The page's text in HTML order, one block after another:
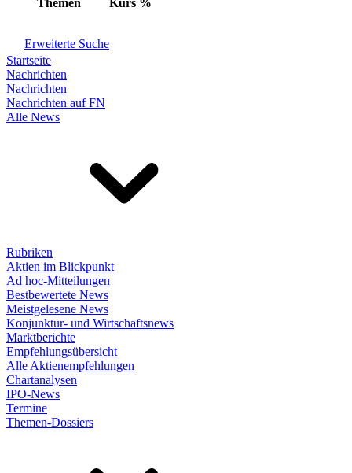
Themen Kurs %
Erweiterte Suche
Startseite
Nachrichten
Nachrichten
Nachrichten auf FN
Alle News
Rubriken
Aktien im Blickpunkt
Ad hoc-Mitteilungen
Bestbewertete News
Meistgelesene News
Konjunktur- und Wirtschaftsnews
Marktberichte
Empfehlungsübersicht
Alle Aktienempfehlungen
Chartanalysen
IPO-News
Termine
Themen-Dossiers